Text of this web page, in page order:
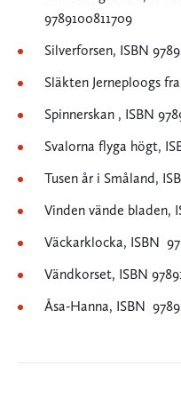
9789100811709
Silverforsen, ISBN
Släkten Jerneploogs
Spinnerskan , ISBN
Svalorna flyga högt,
Tusen år i Småland,
Vinden vände bladen,
Väckarklocka, ISBN
Vändkorset, ISBN
Åsa-Hanna, ISBN